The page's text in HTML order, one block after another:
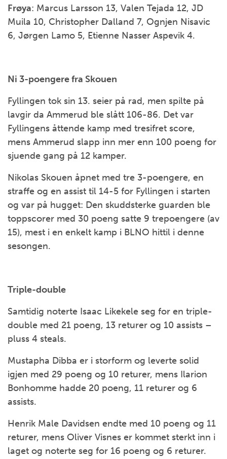
Frøya: Marcus Larsson 13, Valen Tejada 12, JD
Muila 10, Christopher Dalland 7, Ognjen Nisavic
6, Jørgen Lamo 5, Etienne Nasser Aspevik 4.
Ni 3-poengere fra Skouen
Fyllingen tok sin 13. seier på rad, men spilte på
lavgir da Ammerud ble slått 106-86. Det var
Fyllingens åttende kamp med tresifret score,
mens Ammerud slapp inn mer enn 100 poeng for
sjuende gang på 12 kamper.
Nikolas Skouen åpnet med tre 3-poengere, en
straffe og en assist til 14-5 for Fyllingen i starten
og var på hugget: Den skuddsterke guarden ble
toppscorer med 30 poeng satte 9 trepoengere (av
15), mest i en enkelt kamp i BLNO hittil i denne
sesongen.
Triple-double
Samtidig noterte Isaac Likekele seg for en triple-
double med 21 poeng, 13 returer og 10 assists –
pluss 4 steals.
Mustapha Dibba er i storform og leverte solid
igjen med 29 poeng og 10 returer, mens Ilarion
Bonhomme hadde 20 poeng, 11 returer og 6
assists.
Henrik Male Davidsen endte med 10 poeng og 11
returer, mens Oliver Visnes er kommet sterkt inn i
laget og noterte seg for 16 poeng og 6 returer.